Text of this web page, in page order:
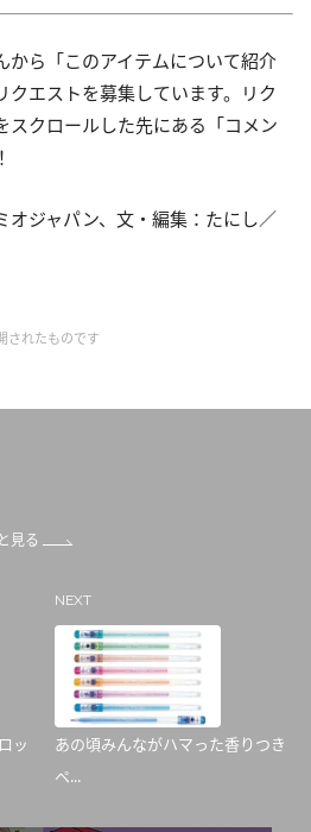
から「このアイテムについて紹介
クエストを募集しています。リク
スクロールした先にある「コメン
オジャパン、文・編集：たにし／
されたものです
見る
ッ
NEXT
あの頃みんながハマった香りつき
ペ...